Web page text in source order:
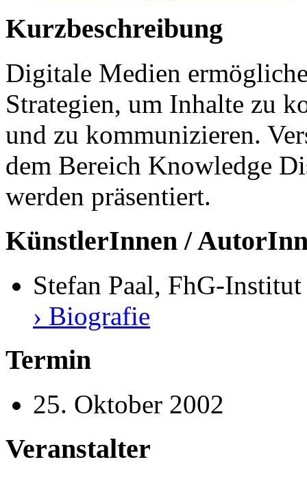
Kurzbeschreibung
Digitale Medien
Strategien, um Inhalte zu
und zu kommunizieren.
dem Bereich Knowledge
werden präsentiert.
KünstlerInnen /
Stefan Paal, FhG-
› Biografie
Termin
25. Oktober 2002
Veranstalter